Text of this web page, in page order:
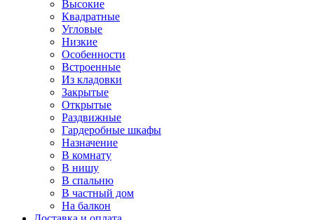
Высокие
Квадратные
Угловые
Низкие
Особенности
Встроенные
Из кладовки
Закрытые
Открытые
Раздвижные
Гардеробные шкафы
Назначение
В комнату
В нишу
В спальню
В частный дом
На балкон